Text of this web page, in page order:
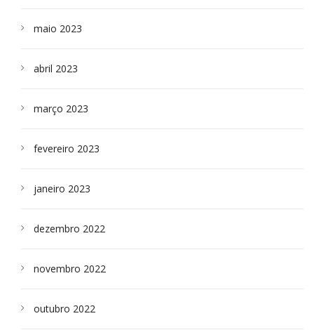
maio 2023
abril 2023
março 2023
fevereiro 2023
janeiro 2023
dezembro 2022
novembro 2022
outubro 2022